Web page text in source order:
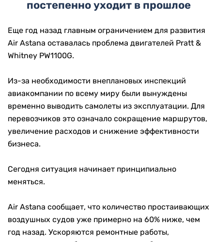
постепенно уходит в прошлое
Еще год назад главным ограничением для развития
Air Astana оставалась проблема двигателей Pratt &
Whitney PW1100G.
Из-за необходимости внеплановых инспекций
авиакомпании по всему миру были вынуждены
временно выводить самолеты из эксплуатации. Для
перевозчиков это означало сокращение маршрутов,
увеличение расходов и снижение эффективности
бизнеса.
Сегодня ситуация начинает принципиально
меняться.
Air Astana сообщает, что количество простаивающих
воздушных судов уже примерно на 60% ниже, чем
год назад. Ускоряются ремонтные работы,